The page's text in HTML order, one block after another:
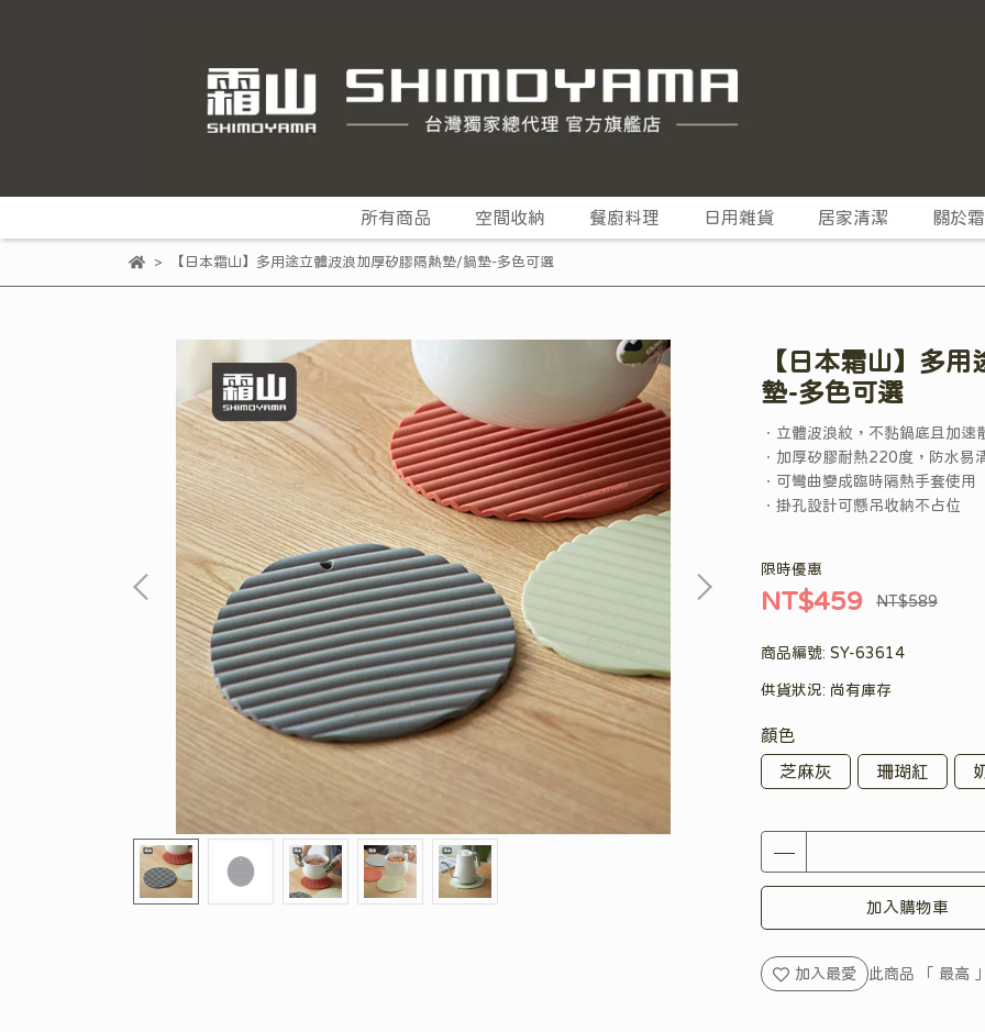
所有商品 空間收納 餐廚料理 日用雜貨 居家清潔 關於
【日本霜山】多用途立體波浪加厚矽膠隔熱墊/鍋墊-多色可選
【日本霜山】多
墊-多色可選
．立體波浪紋，不黏鍋底且加速
．加厚矽膠耐熱220度，防水易
．可彎曲變成臨時隔熱手套使用
．掛孔設計可懸吊收納不占位
限時優惠
NT$459 NT$589
商品編號: SY-63614
供貨狀況: 尚有庫存
顏色
芝麻灰
珊瑚紅
加入購物車
加入最愛 此商品 「 最高